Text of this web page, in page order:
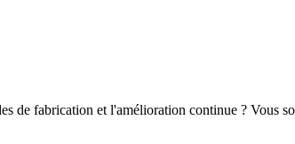
de fabrication et l'amélioration continue ?